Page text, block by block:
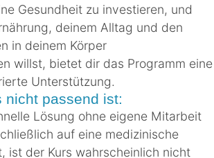
Gesundheit zu investieren, und
deinem Alltag und den
in deinem Körper
willst, bietet dir das Programm eine
Unterstützung.
nicht passend ist:
Lösung ohne eigene Mitarbeit
auf eine medizinische
ist der Kurs wahrscheinlich nicht